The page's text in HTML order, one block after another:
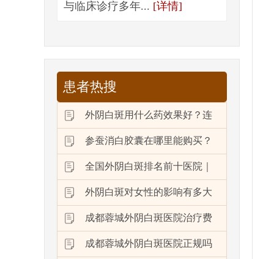
与临床诊疗多年... [详情]
患者热搜
外阴白斑用什么药效果好？连
参蚕消白胶囊在哪里能购买？
全国外阴白斑排名前十医院｜
外阴白斑对女性的影响有多大
成都蓉城外阴白斑医院治疗费
成都蓉城外阴白斑医院正规吗